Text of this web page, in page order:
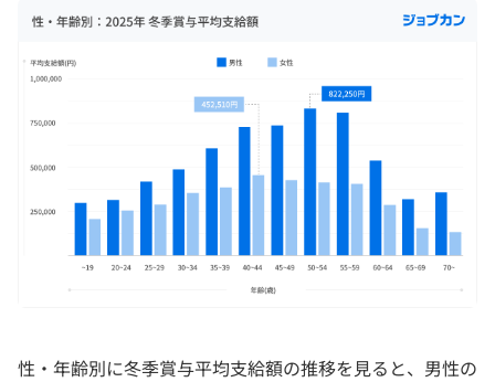
性・年齢別に冬季賞与平均支給額の推移を見ると、男性の